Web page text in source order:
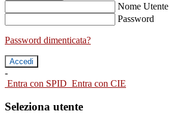
Nome Utente
Password
Password dimenticata?
-
Entra con SPID Entra con CIE
Seleziona utente